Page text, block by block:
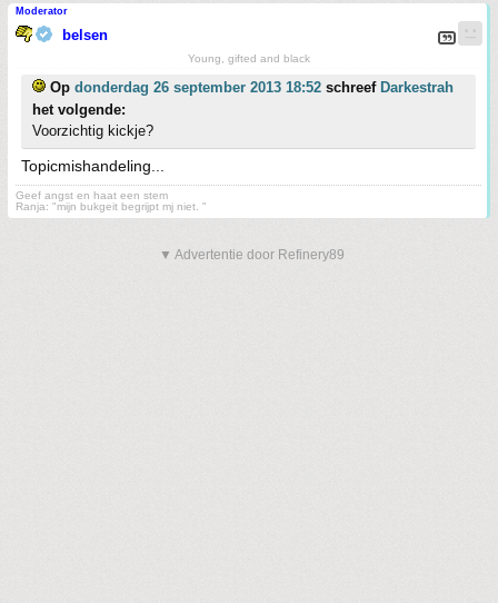
Moderator
belsen
Young, gifted and black
Op donderdag 26 september 2013 18:52 schreef Darkestrah
het volgende:
Voorzichtig kickje?
Topicmishandeling...
Geef angst en haat een stem
Ranja: "mijn bukgeit begrijpt mj niet. "
▼ Advertentie door Refinery89